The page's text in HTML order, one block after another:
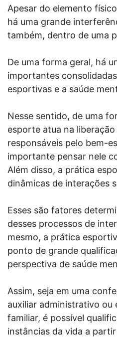
Apesar do elemento
há uma grande
também, dentro de uma
De uma forma geral, há
importantes
esportivas e a saúde
Nesse sentido, de uma
esporte atua na
responsáveis pelo bem-
importante pensar nele
Além disso, a prática
dinâmicas de interações
Esses são fatores
desses processos de
mesmo, a prática
ponto de grande
perspectiva de saúde
Assim, seja em uma
auxiliar administrativo ou
familiar, é possível
instâncias da vida a